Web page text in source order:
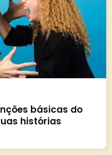
básicas do
histórias